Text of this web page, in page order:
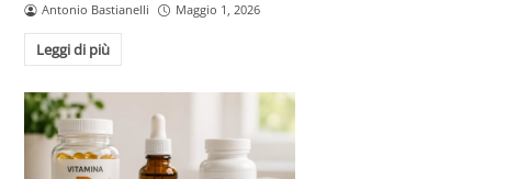
Antonio Bastianelli Maggio 1, 2026
Leggi di più